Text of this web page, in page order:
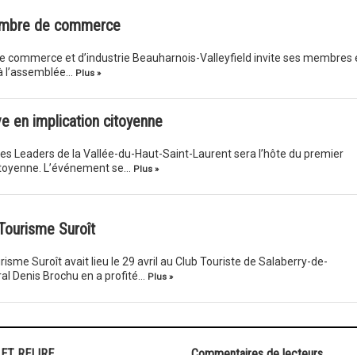
de commerce
commerce et d’industrie Beauharnois-Valleyfield invite ses membres
Plus »
en implication citoyenne
Leaders de la Vallée-du-Haut-Saint-Laurent sera l’hôte du premier
L’événement se…
Plus »
Suroît
Suroît avait lieu le 29 avril au Club Touriste de Salaberry-de-
Denis Brochu en a profité…
Plus »